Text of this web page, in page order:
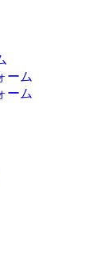
ーム
ーム